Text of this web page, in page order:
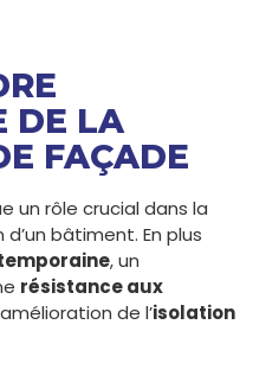
DE LA
FAÇADE
un rôle crucial dans la
bâtiment. En plus
, un
résistance aux
de l’isolation